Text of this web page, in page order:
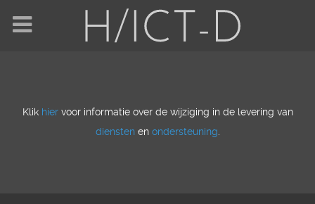
Klik hiervoor informatie over de wijziging in de levering van
dienstenen ondersteuning.